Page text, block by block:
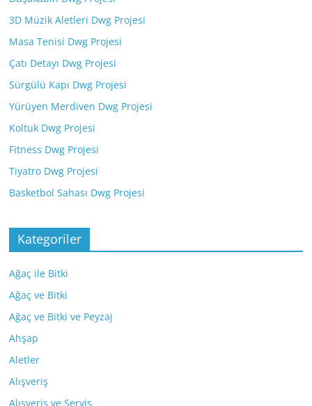
3D Müzik Aletleri Dwg Projesi
Masa Tenisi Dwg Projesi
Çatı Detayı Dwg Projesi
Sürgülü Kapı Dwg Projesi
Yürüyen Merdiven Dwg Projesi
Koltuk Dwg Projesi
Fitness Dwg Projesi
Tiyatro Dwg Projesi
Basketbol Sahası Dwg Projesi
Kategoriler
Ağaç ile Bitki
Ağaç ve Bitki
Ağaç ve Bitki ve Peyzaj
Ahşap
Aletler
Alışveriş
Alışveriş ve Servis